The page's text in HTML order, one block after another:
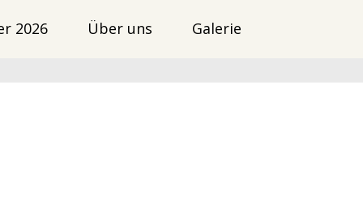
2026 Über uns Galerie